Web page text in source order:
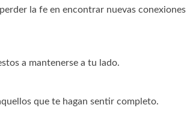
la fe en encontrar nuevas conexiones
a mantenerse a tu lado.
que te hagan sentir completo.